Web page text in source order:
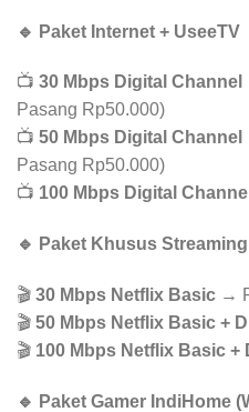
🔹 Paket Internet + UseeTV
📺 30 Mbps Digital Channel
Pasang Rp50.000)
📺 50 Mbps Digital Channel
Pasang Rp50.000)
📺 100 Mbps Digital Channel
🔹 Paket Khusus
🎬 30 Mbps Netflix Basic →
🎬 50 Mbps Netflix Basic +
🎬 100 Mbps Netflix Basic +
🔹 Paket Gamer IndiHome